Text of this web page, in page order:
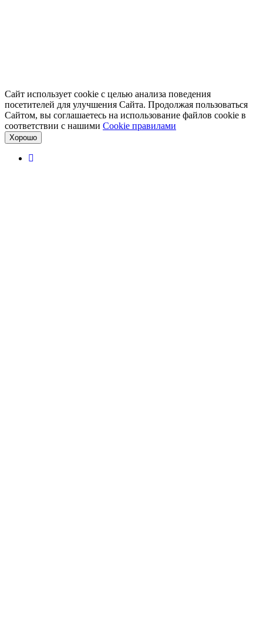
Сайт использует cookie с целью анализа поведения
посетителей для улучшения Сайта. Продолжая пользоваться
Сайтом, вы соглашаетесь на использование файлов cookie в
соответствии с нашими Cookiе правилами
Хорошо